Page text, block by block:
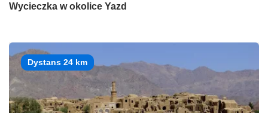
Wycieczka w okolice Yazd
Dystans 24 km